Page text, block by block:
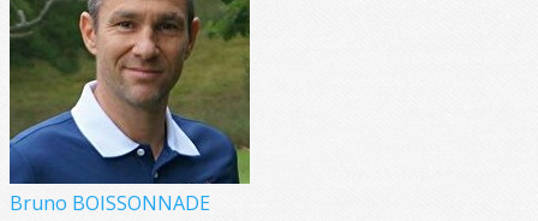
Bruno BOISSONNADE